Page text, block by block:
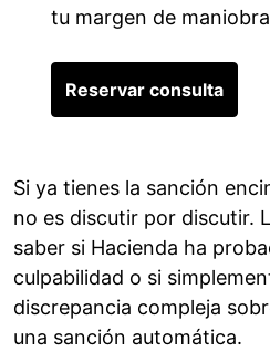
tu margen de
Reservar consulta
Si ya tienes la sanción
no es discutir por discutir.
saber si Hacienda ha
culpabilidad o si
discrepancia compleja
una sanción automática.